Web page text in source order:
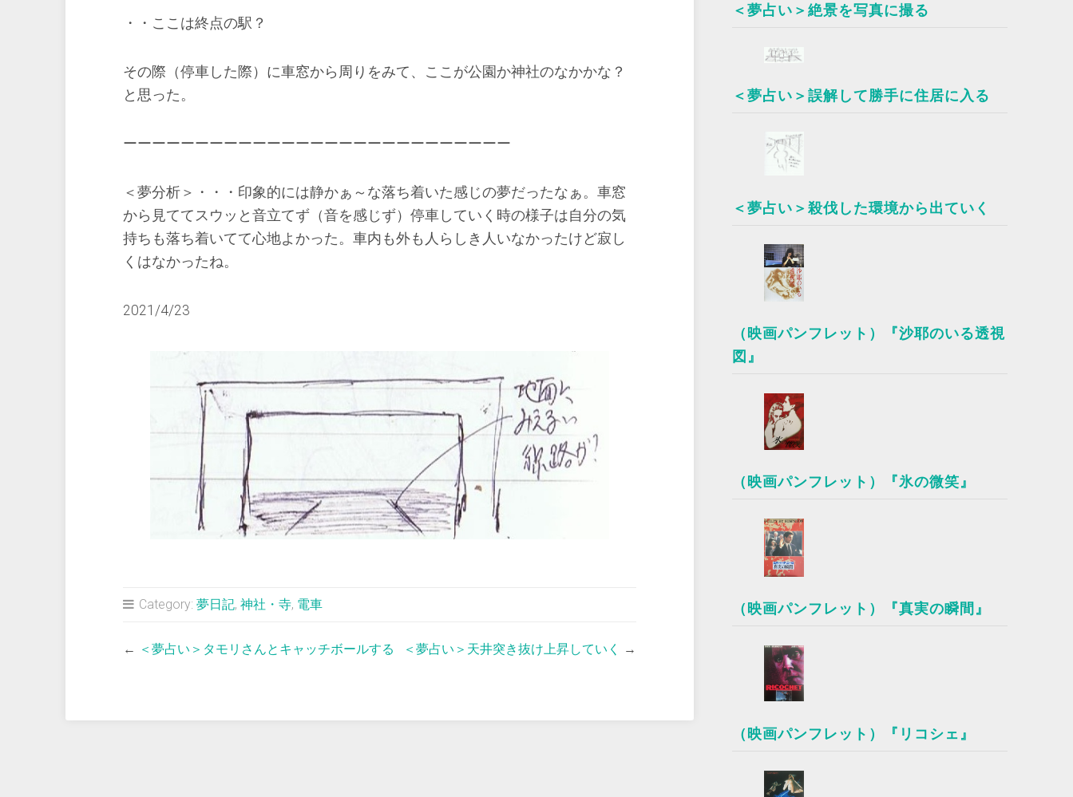
・・ここは終点の駅？
その際（停車した際）に車窓から周りをみて、ここが公園か神社のなかかな？
と思った。
ーーーーーーーーーーーーーーーーーーーーーーーーーーー
＜夢分析＞・・・印象的には静かぁ～な落ち着いた感じの夢だったなぁ。車窓
から見ててスウッと音立てず（音を感じず）停車していく時の様子は自分の気
持ちも落ち着いてて心地よかった。車内も外も人らしき人いなかったけど寂し
くはなかったね。
2021/4/23
Category: 夢日記, 神社・寺, 電車
← ＜夢占い＞タモリさんとキャッチボールする ＜夢占い＞天井突き抜け上昇していく →
＜夢占い＞絶景を写真に撮る
＜夢占い＞誤解して勝手に住居に入る
＜夢占い＞殺伐した環境から出ていく
（映画パンフレット）『沙耶のいる透視
図』
（映画パンフレット）『氷の微笑』
（映画パンフレット）『真実の瞬間』
（映画パンフレット）『リコシェ』